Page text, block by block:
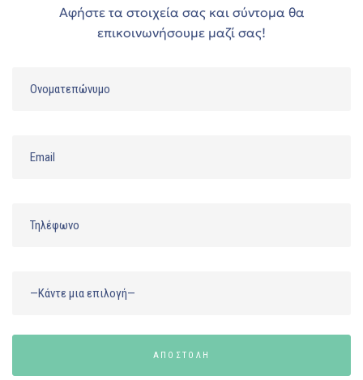
Αφήστε τα στοιχεία σας και σύντομα θα
επικοινωνήσουμε μαζί σας!
ΑΠΟΣΤΟΛΗ